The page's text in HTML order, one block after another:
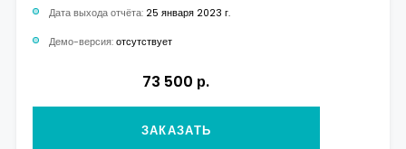
Дата выхода отчёта: 25 января 2023 г.
Демо-версия: отсутствует
73 500 р.
ЗАКАЗАТЬ